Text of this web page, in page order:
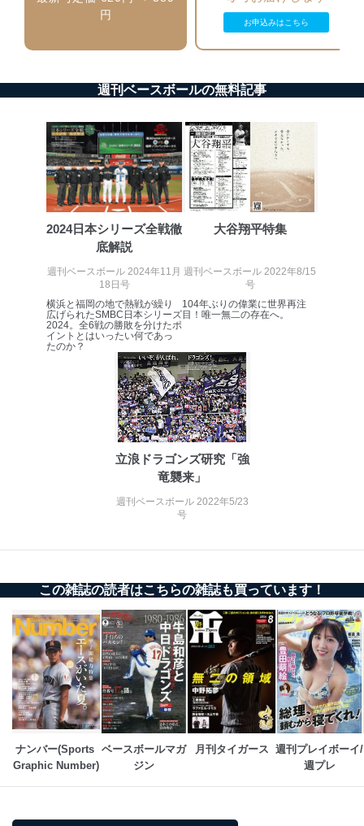
ベース等を取り扱う情報システムを使用する従業
者を識別・認証しています。
外部からの不正アクセス等の防止
システムを最新の状態に保持しています。
個人データを取り扱う機器等にセキュリティ対策
により、これを最新状態としています。
情報システムの使用に伴う漏洩等の防止
メール等により個人データの含まれるファイルを
送信する場合に、当該ファイルへのパスワードを
設定しています。
個人情報保護マネジメントシステムの継続的改善
当社は、内部監査及びマネジメントレビューの機会を通
じて、個人情報保護マネジメントシステムを継続的に改
苦情及び相談受付け窓口
貴殿の個人情報及び当社の個人情報保護マネジメントシ
ステムに関するご相談及び苦情については以下までご連
適切、かつ迅速に対応させていただきます。
株式会社富士山マガジンサービス 個人情報問い合わせ
TEL：0570-200-223
株式会社富士山マガジンサービス
個人情報の取扱いについて
１．個人情報保護管理者
当社は以下の個人情報保護管理者を設置し、個人情報保
護管理者の責任のもと、個人情報を取得・アクセス・利
用・提供・管理いたします。
東京都渋谷区南平台町16-11
株式会社富士山マガジンサービス
代表取締役会長 西野 伸一郎
個人情報保護管理者: 経営管理グループディレクター 前
円
お申込みはこちら
週刊ベースボールの無料記事
2024日本シリーズ全戦徹
底解説
週刊ベースボール 2024年11月
18日号
横浜と福岡の地で熱戦が繰り
広げられたSMBC日本シリーズ
2024。全6戦の勝敗を分けたポ
イントとはいったい何であっ
たのか？
大谷翔平特集
週刊ベースボール 2022年8/15
号
104年ぶりの偉業に世界再注
目！唯一無二の存在へ。
立浪ドラゴンズ研究「強
竜襲来」
週刊ベースボール 2022年5/23
号
この雑誌の読者はこちらの雑誌も買っています！
ナンバー(Sports
Graphic Number)
ベースボールマガ
ジン
月刊タイガース 週刊プレイボーイ/
週プレ